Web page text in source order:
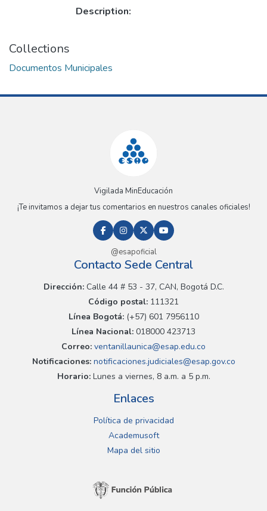
Description:
Collections
Documentos Municipales
Vigilada MinEducación
¡Te invitamos a dejar tus comentarios en nuestros canales oficiales!
@esapoficial
Contacto Sede Central
Dirección:Calle 44 # 53 - 37, CAN, Bogotá D.C.
Código postal: 111321
Línea Bogotá:(+57) 601 7956110
Línea Nacional: 018000 423713
Correo: ventanillaunica@esap.edu.co
Notificaciones:notificaciones.judiciales@esap.gov.co
Horario:Lunes a viernes, 8 a.m. a 5 p.m.
Enlaces
Política de privacidad
Academusoft
Mapa del sitio